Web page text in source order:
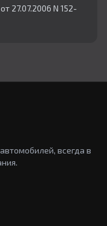
27.07.2006 N 152-
всегда в